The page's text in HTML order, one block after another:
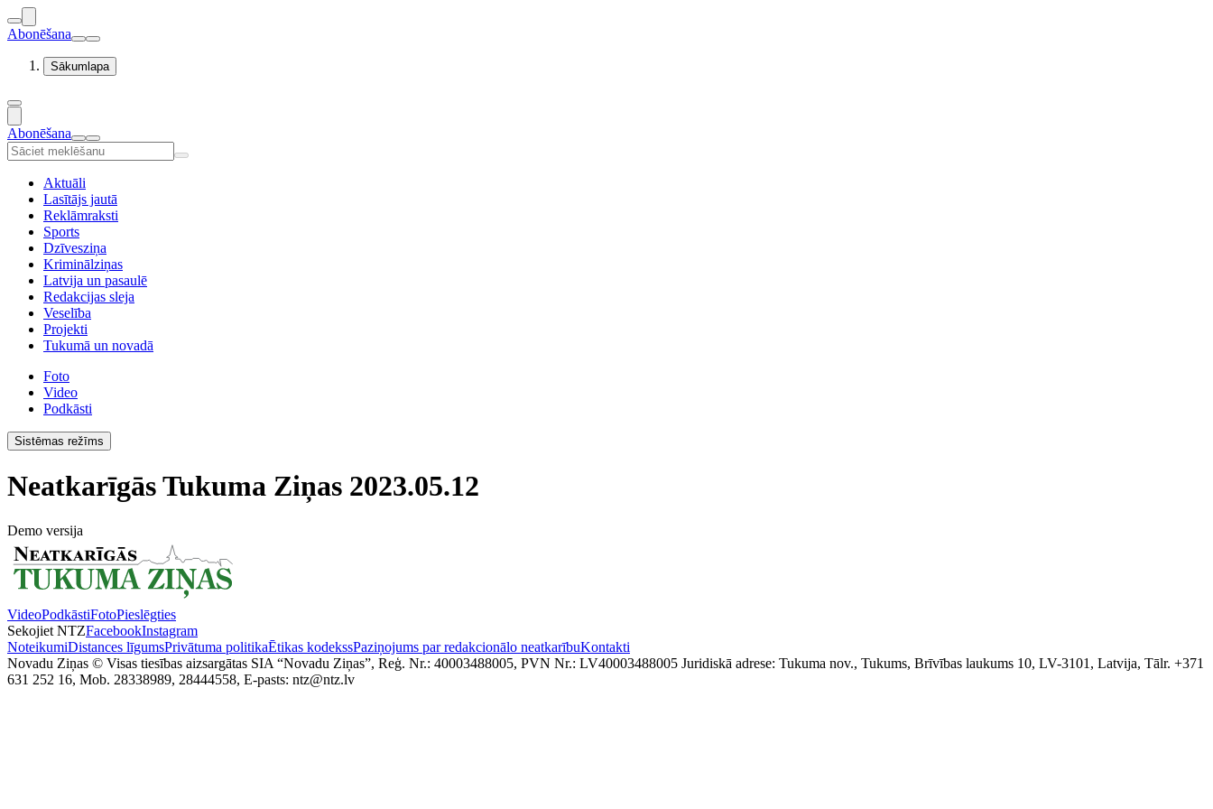
Abonēšana
Sākumlapa
Abonēšana
Aktuāli
Lasītājs jautā
Reklāmraksti
Sports
Dzīvesziņa
Kriminālziņas
Latvija un pasaulē
Redakcijas sleja
Veselība
Projekti
Tukumā un novadā
Foto
Video
Podkāsti
Sistēmas režīms
Neatkarīgās Tukuma Ziņas 2023.05.12
Demo versija
VideoPodkāstiFotoPieslēgties
Sekojiet NTZFacebookInstagram
NoteikumiDistances līgumsPrivātuma politikaĒtikas kodekssPaziņojums par redakcionālo neatkarībuKontakti
Novadu Ziņas © Visas tiesības aizsargātas SIA “Novadu Ziņas”, Reģ. Nr.: 40003488005, PVN Nr.: LV40003488005 Juridiskā adrese: Tukuma nov., Tukums, Brīvības laukums 10, LV-3101, Latvija, Tālr. +371
631 252 16, Mob. 28338989, 28444558, E-pasts: ntz@ntz.lv